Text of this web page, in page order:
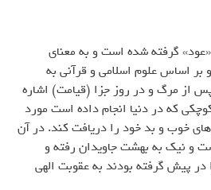
گرفته شده است و به معنای
اساس علوم اسلامی و قرآنی به
از مرگ و در روز جزا (قیامت) اشاره
که در دنیا انجام داده است مورد
خوب و بد خود را دریافت کند. در آن
و نیک به بهشت جاویدان رفته و
در پیش گرفته بودند به عقوبت الهی